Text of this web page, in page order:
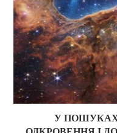
У ПОШУКАХ